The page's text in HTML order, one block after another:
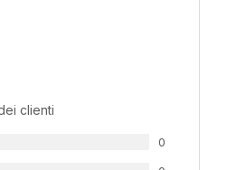
clienti
0